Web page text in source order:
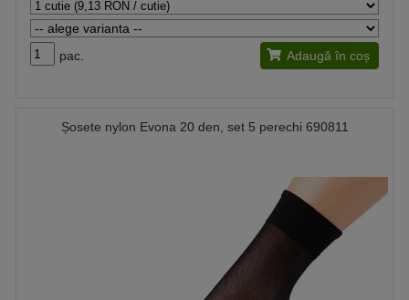
pac. Adaugă în coș
Șosete nylon Evona 20 den, set 5 perechi 690811